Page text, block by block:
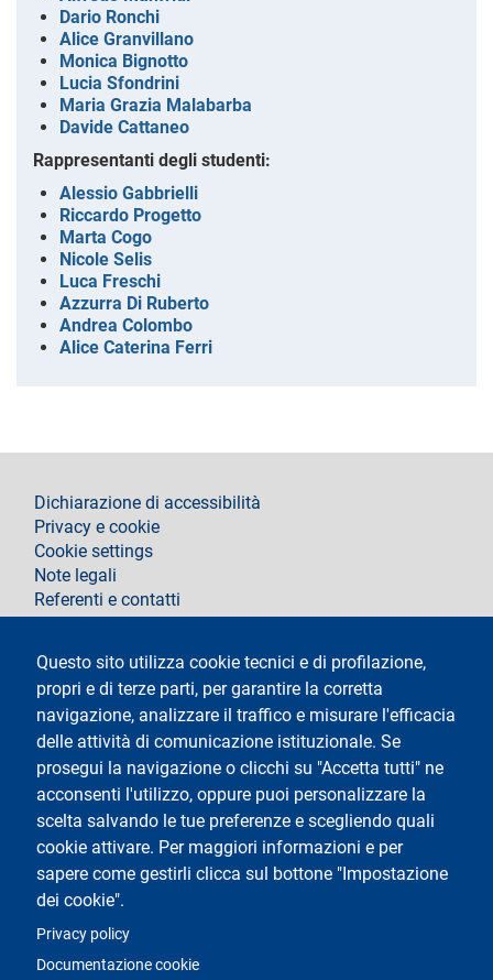
Dario Ronchi
Alice Granvillano
Monica Bignotto
Lucia Sfondrini
Maria Grazia Malabarba
Davide Cattaneo
Rappresentanti degli studenti:
Alessio Gabbrielli
Riccardo Progetto
Marta Cogo
Nicole Selis
Luca Freschi
Azzurra Di Ruberto
Andrea Colombo
Alice Caterina Ferri
Questo sito utilizza cookie tecnici e di profilazione,
propri e di terze parti, per garantire la corretta
navigazione, analizzare il traffico e misurare l'efficacia
delle attività di comunicazione istituzionale. Se
prosegui la navigazione o clicchi su "Accetta tutti" ne
acconsenti l'utilizzo, oppure puoi personalizzare la
scelta salvando le tue preferenze e scegliendo quali
cookie attivare. Per maggiori informazioni e per
sapere come gestirli clicca sul bottone "Impostazione
dei cookie".
Privacy policy
Documentazione cookie
footer
Dichiarazione di accessibilità
Privacy e cookie
Cookie settings
Note legali
Referenti e contatti
Testo
Università degli Studi di Milano
Via Festa del Perdono 7 - 20122 Milano
Tel.+39 02 5032 5032
Posta elettronica certificata
Logo